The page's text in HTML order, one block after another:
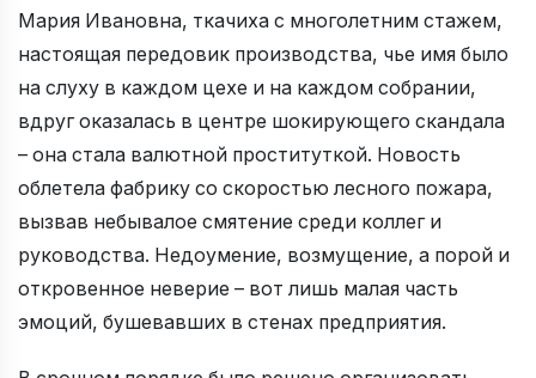
Мария Ивановна, ткачиха с многолетним стажем,
настоящая передовик производства, чье имя было
на слуху в каждом цехе и на каждом собрании,
вдруг оказалась в центре шокирующего скандала
– она стала валютной проституткой. Новость
облетела фабрику со скоростью лесного пожара,
вызвав небывалое смятение среди коллег и
руководства. Недоумение, возмущение, а порой и
откровенное неверие – вот лишь малая часть
эмоций, бушевавших в стенах предприятия.